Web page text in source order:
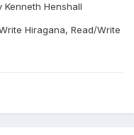
Henshall
Hiragana, Read/Write